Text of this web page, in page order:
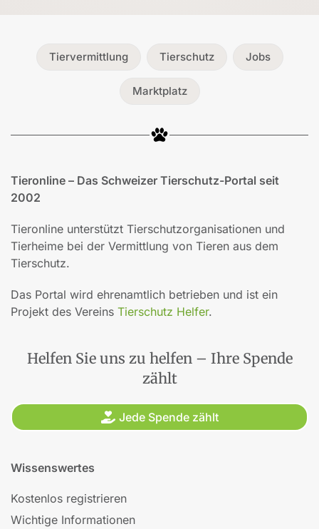
Tiervermittlung Tierschutz Jobs
Marktplatz
Tieronline – Das Schweizer Tierschutz-Portal seit
2002
Tieronline unterstützt Tierschutzorganisationen und
Tierheime bei der Vermittlung von Tieren aus dem
Tierschutz.
Das Portal wird ehrenamtlich betrieben und ist ein
Projekt des Vereins Tierschutz Helfer.
Helfen Sie uns zu helfen – Ihre Spende
zählt
Jede Spende zählt
Wissenswertes
Kostenlos registrieren
Wichtige Informationen